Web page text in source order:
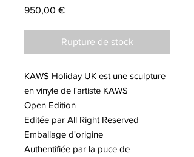
950,00 €Prix
Rupture de stock
KAWS Holiday UK est une sculpture
en vinyle de l'artiste KAWS
Open Edition
Editée par All Right Reserved
Emballage d'origine
Authentifiée par la puce de